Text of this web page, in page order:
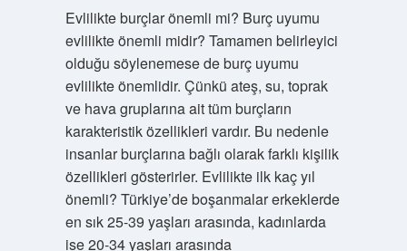
Evlilikte burçlar önemli mi? Burç uyumu
evlilikte önemli midir? Tamamen belirleyici
olduğu söylenemese de burç uyumu
evlilikte önemlidir. Çünkü ateş, su, toprak
ve hava gruplarına ait tüm burçların
karakteristik özellikleri vardır. Bu nedenle
insanlar burçlarına bağlı olarak farklı kişilik
özellikleri gösterirler. Evlilikte ilk kaç yıl
önemli? Türkiye’de boşanmalar erkeklerde
en sık 25-39 yaşları arasında, kadınlarda
ise 20-34 yaşları arasında